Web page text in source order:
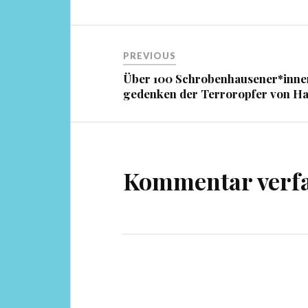
PREVIOUS
Über 100
gedenken der Terroropfer von
Kommentar